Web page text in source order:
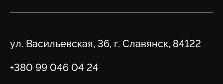
Адрес
ул. Васильевская, 36, г. Славянск, 84122
Телефон
+380 99 046 04 24